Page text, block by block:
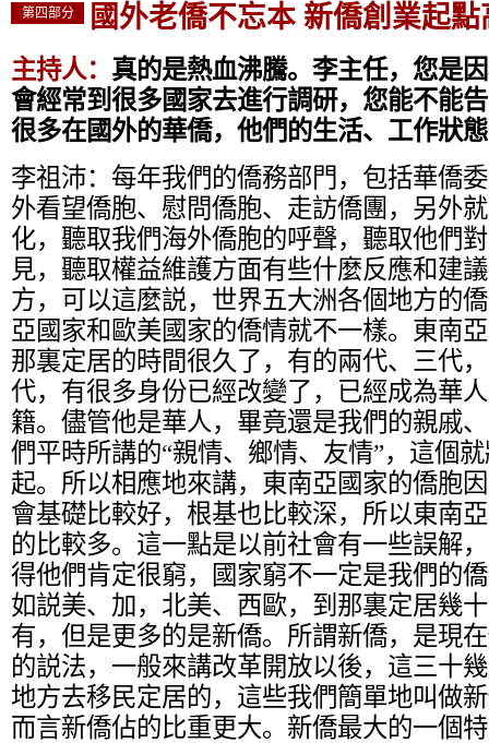
第四部分 國外老僑不忘本 新僑創業起點
主持人： 真的是熱血沸騰。李主任，您是
會經常到很多國家去進行調研，您能不能
很多在國外的華僑，他們的生活、工作狀
李祖沛： 每年我們的僑務部門，包括華僑
外看望僑胞、慰問僑胞、走訪僑團，另外
化，聽取我們海外僑胞的呼聲，聽取他們
見，聽取權益維護方面有些什麼反應和建
方，可以這麼説，世界五大洲各個地方的
亞國家和歐美國家的僑情就不一樣。東南
那裏定居的時間很久了，有的兩代、三代
代，有很多身份已經改變了，已經成為華
籍。儘管他是華人，畢竟還是我們的親戚
們平時所講的“親情、鄉情、友情”，這個
起。所以相應地來講，東南亞國家的僑胞
會基礎比較好，根基也比較深，所以東南
的比較多。這一點是以前社會有一些誤解
得他們肯定很窮，國家窮不一定是我們的
如説美、加，北美、西歐，到那裏定居幾
有，但是更多的是新僑。所謂新僑，是現
的説法，一般來講改革開放以後，這三十
地方去移民定居的，這些我們簡單地叫做
而言新僑佔的比重更大。新僑最大的一個